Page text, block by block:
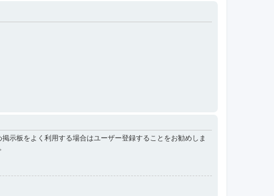
示板をよく利用する場合はユーザー登録することをお勧めしま